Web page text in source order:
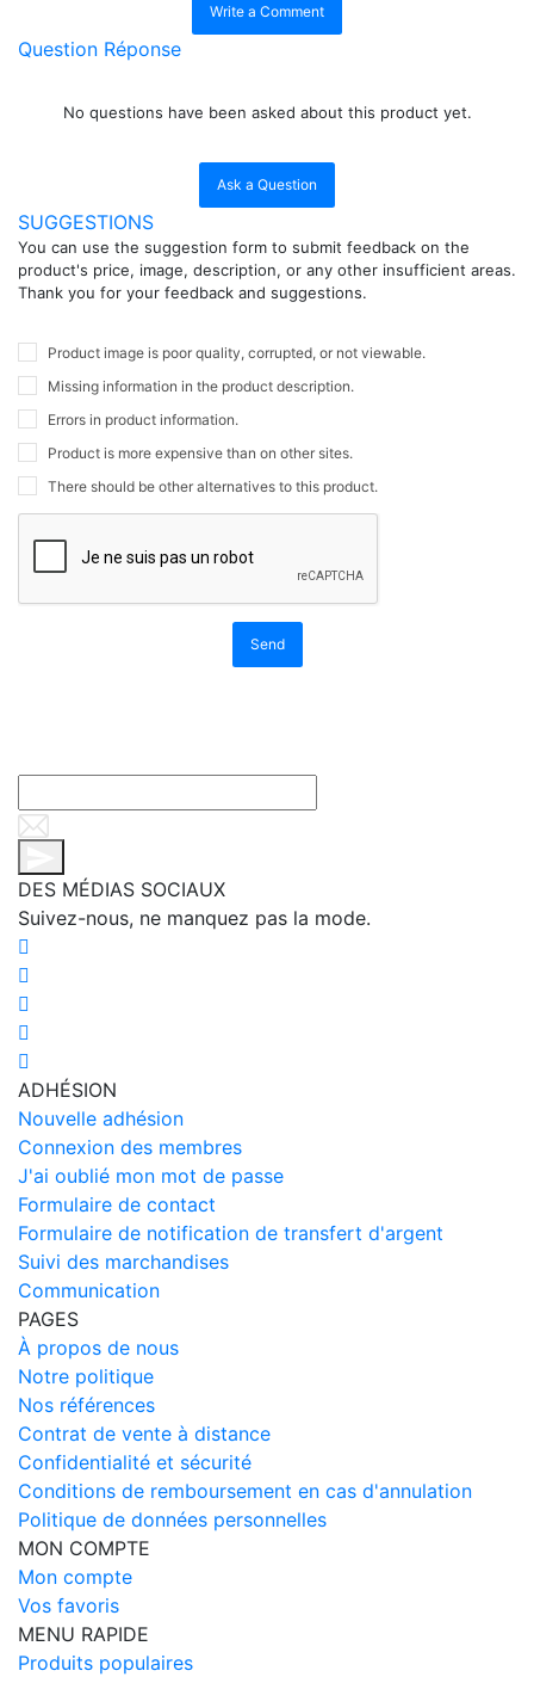
Write a Comment
Question Réponse
No questions have been asked about this product yet.
Ask a Question
SUGGESTIONS
You can use the suggestion form to submit feedback on the
product's price, image, description, or any other insufficient areas.
Thank you for your feedback and suggestions.
Product image is poor quality, corrupted, or not viewable.
Missing information in the product description.
Errors in product information.
Product is more expensive than on other sites.
There should be other alternatives to this product.
Send
DES MÉDIAS SOCIAUX
Suivez-nous, ne manquez pas la mode.
ADHÉSION
Nouvelle adhésion
Connexion des membres
J'ai oublié mon mot de passe
Formulaire de contact
Formulaire de notification de transfert d'argent
Suivi des marchandises
Communication
PAGES
À propos de nous
Notre politique
Nos références
Contrat de vente à distance
Confidentialité et sécurité
Conditions de remboursement en cas d'annulation
Politique de données personnelles
MON COMPTE
Mon compte
Vos favoris
MENU RAPIDE
Produits populaires